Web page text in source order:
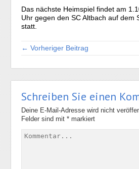
Das nächste Heimspiel findet am
Uhr gegen den SC Altbach auf dem
statt.
← Vorheriger Beitrag
Schreiben Sie einen
Deine E-Mail-Adresse wird nicht
Felder sind mit* markiert